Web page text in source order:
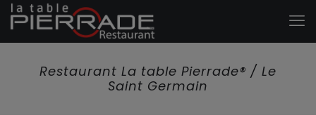
Restaurant La table Pierrade® / Le
Saint Germain